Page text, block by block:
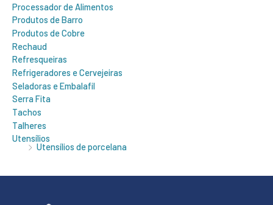
Processador de Alimentos
Produtos de Barro
Produtos de Cobre
Rechaud
Refresqueiras
Refrigeradores e Cervejeiras
Seladoras e Embalafil
Serra Fita
Tachos
Talheres
Utensílios
Utensílios de porcelana